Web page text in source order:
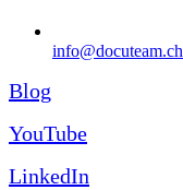
info@docuteam.ch
Blog
YouTube
LinkedIn